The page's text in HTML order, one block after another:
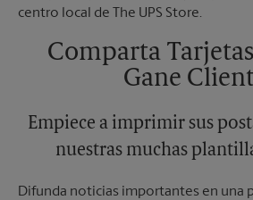
Martes
5:30 PM
Comparta
Gane
Empiece a imprimir sus
nuestras muchas
Difunda noticias importantes en una